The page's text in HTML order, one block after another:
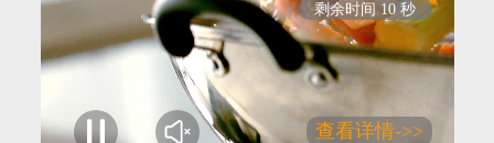
剩余时间 9 秒
查看详情->>